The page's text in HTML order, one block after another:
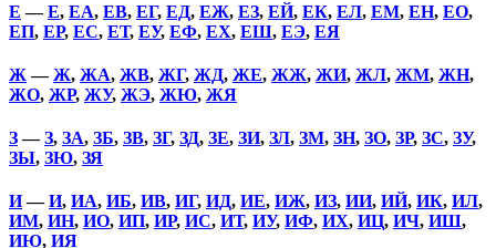
Е —Е, ЕА, ЕВ, ЕГ, ЕД, ЕЖ, ЕЗ, ЕЙ, ЕК, ЕЛ, ЕМ, ЕН, ЕО,
ЕП, ЕР, ЕС, ЕТ, ЕУ, ЕФ, ЕХ, ЕШ, ЕЭ, ЕЯ
Ж —Ж, ЖА, ЖВ, ЖГ, ЖД, ЖЕ, ЖЖ, ЖИ, ЖЛ, ЖМ, ЖН,
ЖО, ЖР, ЖУ, ЖЭ, ЖЮ, ЖЯ
З—З, ЗА, ЗБ, ЗВ, ЗГ, ЗД, ЗЕ, ЗИ, ЗЛ, ЗМ, ЗН, ЗО, ЗР, ЗС, ЗУ,
ЗЫ, ЗЮ, ЗЯ
И—И, ИА, ИБ, ИВ, ИГ, ИД, ИЕ, ИЖ, ИЗ, ИИ, ИЙ, ИК, ИЛ,
ИМ, ИН, ИО, ИП, ИР, ИС, ИТ, ИУ, ИФ, ИХ, ИЦ, ИЧ, ИШ,
ИЮ, ИЯ